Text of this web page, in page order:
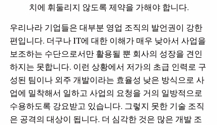
치에 휘둘리지 않도록 제약을 가해야 합니다.
우리나라 기업들은 대부분 영업 조직의 발언권이 강한
편입니다. 더구나 IT에 대한 이해가 매우 낮아서 사업을
보조하는 수단으로서만 활용될 뿐 회사의 성장을 견인
하지는 못합니다. 이런 상황에서 저가의 초급 인력로 구
성된 팀이나 외주 개발이라는 효율성 낮은 방식으로 사
업에 밀착해서 일하고 사업의 요청을 거의 일방적으로
수용하도록 강요받고 있습니다. 그렇지 못한 기술 조직
은 공격의 대상이 됩니다. 더 심각한 것은 많은 개발 조